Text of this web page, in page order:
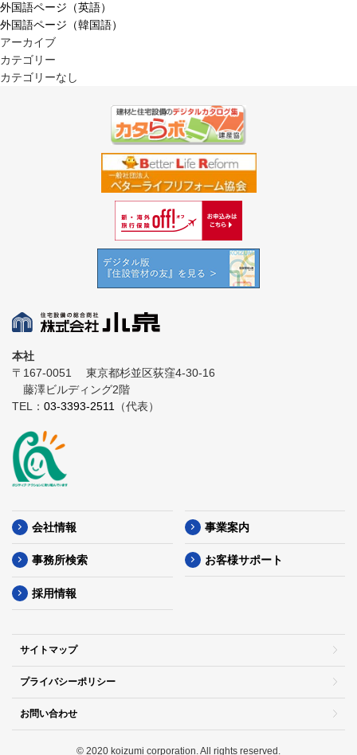
外国語ページ（英語）
外国語ページ（韓国語）
アーカイブ
カテゴリー
カテゴリーなし
本社
〒167-0051
東京都杉並区荻窪4-30-16
藤澤ビルディング2階
TEL： 03-3393-2511 （代表）
会社情報 事業案内
事務所検索 お客様サポート
採用情報
サイトマップ
プライバシーポリシー
お問い合わせ
© 2020 koizumi corporation. All rights reserved.